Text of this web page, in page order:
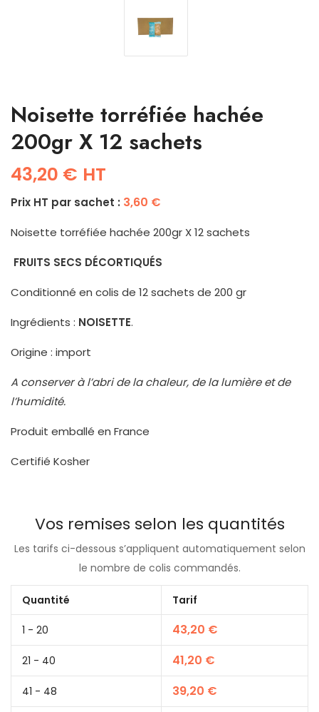
Noisette torréfiée hachée
200gr X 12 sachets
43,20 € HT
Prix HT par sachet : 3,60 €
Noisette torréfiée hachée 200gr X 12 sachets
FRUITS SECS DÉCORTIQUÉS
Conditionné en colis de 12 sachets de 200 gr
Ingrédients : NOISETTE.
Origine : import
A conserver à l’abri de la chaleur, de la lumière et de
l’humidité.
Produit emballé en France
Certifié Kosher
Vos remises selon les quantités
Les tarifs ci-dessous s’appliquent automatiquement selon
le nombre de colis commandés.
Quantité Tarif
1 - 20 43,20 €
21 - 40 41,20 €
41 - 48 39,20 €